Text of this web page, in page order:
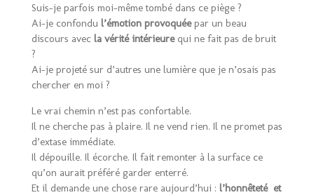
Suis-je parfois moi-même tombé dans ce piège ?
Ai-je confondu l’émotion provoquéepar un beau
discours avec la vérité intérieurequi ne fait pas de bruit
?
Ai-je projeté sur d’autres une lumière que je n’osais pas
chercher en moi ?
Le vrai chemin n’est pas confortable.
Il ne cherche pas à plaire. Il ne vend rien. Il ne promet pas
d’extase immédiate.
Il dépouille. Il écorche. Il fait remonter à la surface ce
qu’on aurait préféré garder enterré.
Et il demande une chose rare aujourd’hui : l’honnêteté et